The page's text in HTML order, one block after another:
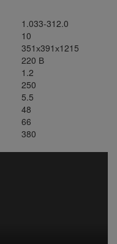
1.033-312.0
10
351х391х1215
220 В
1.2
250
5.5
48
66
380